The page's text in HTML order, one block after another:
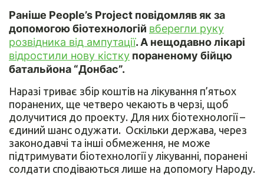
Раніше People’s Project повідомляв як за
допомогою біотехнологій вберегли руку
розвідника від ампутації. А нещодавно лікарі
відростили нову кістку пораненому бійцю
батальйона “Донбас”.
Наразі триває збір коштів на лікування п’ятьох
поранених, ще четверо чекають в черзі, щоб
долучитися до проекту. Для них біотехнології –
єдиний шанс одужати. Оскільки держава, через
законодавчі та інші обмеження, не може
підтримувати біотехнології у лікуванні, поранені
солдати сподіваються лише на допомогу Народу.